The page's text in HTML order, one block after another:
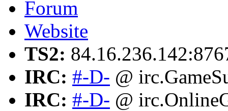
Forum
Website
TS2:
IRC: #-D- @
IRC: #-D- @